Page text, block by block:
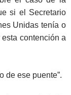
si el Secretario
Unidas tenía o
contención a
de ese puente”.